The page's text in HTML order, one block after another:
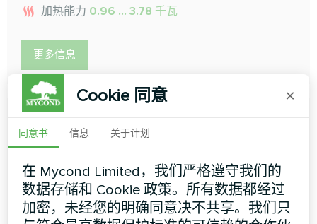
加热能力 0.96 ... 3.78 千瓦
更多信息
Cookie 同意 ×
同意书 信息 关于计划
在 Mycond Limited，我们严格遵守我们的
数据存储和 Cookie 政策。所有数据都经过
加密，未经您的明确同意决不共享。我们只